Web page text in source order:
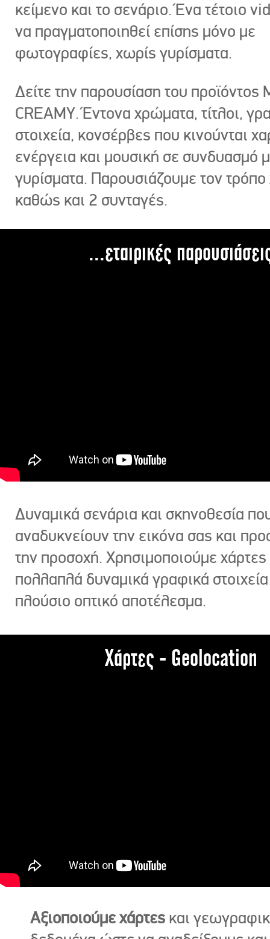
κείμενο και το σενάριο. Ένα τέτοιο
να πραγματοποιηθεί επίσης μόνο με
φωτογραφίες, χωρίς γυρίσματα.
Δείτε την παρουσίαση του προϊόντος
CREAMY. Έντονα χρώματα, τίτλοι,
στοιχεία, κονσέρβες που κινούνται
ενέργεια και μουσική σε συνδυασμό
γυρίσματα. Παρουσιάζουμε τον
καθώς και 2 συνταγές.
...εταιρικές
Δυναμικά σενάρια και σκηνοθεσία
αναδυκνείουν την εικόνα σας και
την προσοχή. Χρησιμοποιούμε χάρτες
πολλαπλά δυναμικά γραφικά στοιχεία
πλούσιο οπτικό αποτέλεσμα.
Χάρτες - Geolocation
Αξιοποιούμε χάρτες και